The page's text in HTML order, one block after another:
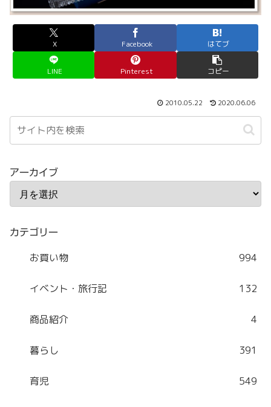
X Facebook はてブ
LINE Pinterest コピー
2010.05.22 2020.06.06
アーカイブ
カテゴリー
お買い物 994
イベント・旅行記 132
商品紹介 4
暮らし 391
育児 549